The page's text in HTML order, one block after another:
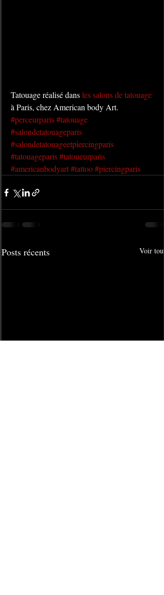
Tatouage réalisé dans les salons de tatouage
à Paris, chez American body Art.
#perceurparis#tatouage
#salondetatouageparis
#salondetatouageetpiercingparis
#tatouageparis#tatoueurparis
#americanbodyart#tattoo#piercingparis
Posts récents Voir tout